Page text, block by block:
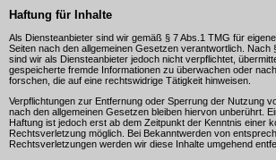
Haftung für Inhalte
Als Diensteanbieter sind wir gemäß § 7 Abs.1 TMG für
Seiten nach den allgemeinen Gesetzen verantwortlich. Nach
sind wir als Diensteanbieter jedoch nicht verpflichtet,
gespeicherte fremde Informationen zu überwachen oder
forschen, die auf eine rechtswidrige Tätigkeit hinweisen.
Verpflichtungen zur Entfernung oder Sperrung der Nutzung
nach den allgemeinen Gesetzen bleiben hiervon unberührt.
Haftung ist jedoch erst ab dem Zeitpunkt der Kenntnis einer
Rechtsverletzung möglich. Bei Bekanntwerden von
Rechtsverletzungen werden wir diese Inhalte umgehend